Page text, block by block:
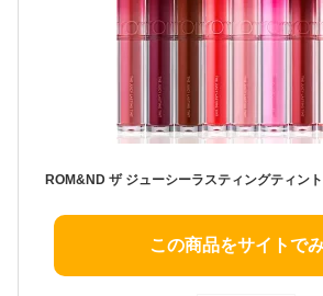
この商品をサイトで